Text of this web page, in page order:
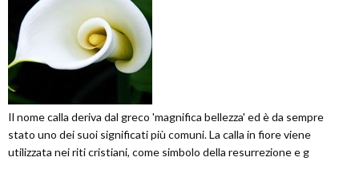
Il nome calla deriva dal greco 'magnifica bellezza' ed è da sempre
stato uno dei suoi significati più comuni. La calla in fiore viene
utilizzata nei riti cristiani, come simbolo della resurrezione e g